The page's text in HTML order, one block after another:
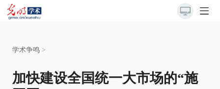
学术争鸣 >
加快建设全国统一大市场的“施